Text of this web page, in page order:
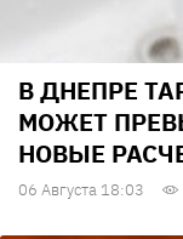
В ДНЕПРЕ
МОЖЕТ
НОВЫЕ
06 Августа 18:03